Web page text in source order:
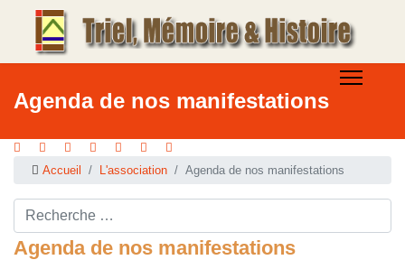
Agenda de nos manifestations
Accueil L'association Agenda de nos manifestations
Rechercher ...
Agenda de nos manifestations